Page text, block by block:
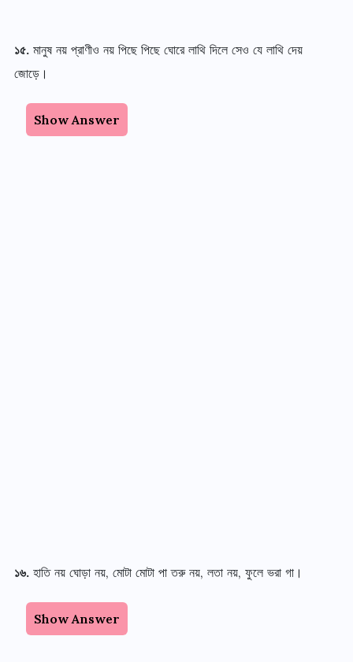
১৫. মানুষ নয় প্রাণীও নয় পিছে পিছে ঘোরে লাথি দিলে সেও যে লাথি দেয়
জোড়ে।
Show Answer
১৬. হাতি নয় ঘোড়া নয়, মোটা মোটা পা তরু নয়, লতা নয়, ফুলে ভরা গা।
Show Answer